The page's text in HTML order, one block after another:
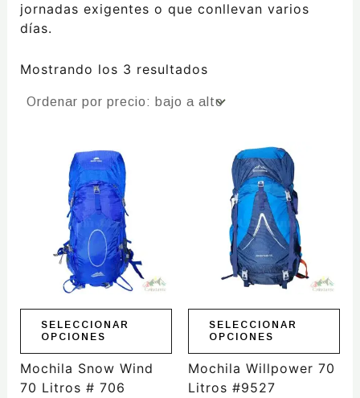
jornadas exigentes o que conllevan varios
días.
Mostrando los 3 resultados
SELECCIONAR
OPCIONES
producto
múltiples
variantes.
opciones
pueden
elegir
la
página
Mochila Snow Wind
70 Litros # 706
SELECCIONAR
OPCIONES
producto
múltiples
variantes.
opciones
pueden
elegir
la
página
Mochila Willpower 70
Litros #9527